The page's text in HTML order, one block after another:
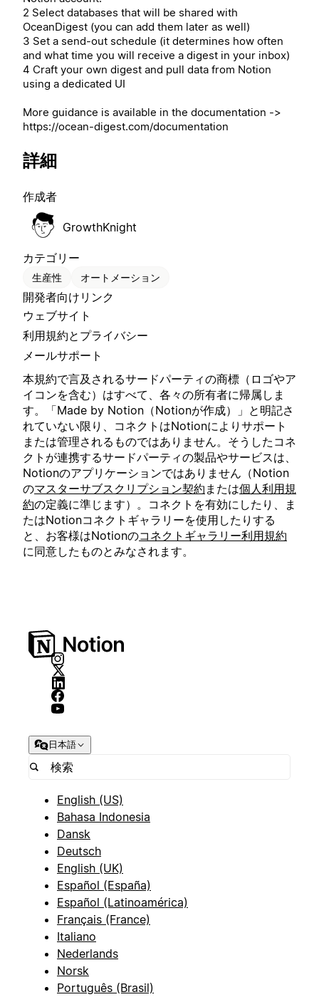
2 Select databases that will be shared with
OceanDigest (you can add them later as well)
3 Set a send-out schedule (it determines how often
and what time you will receive a digest in your inbox)
4 Craft your own digest and pull data from Notion
using a dedicated UI
More guidance is available in the documentation ->
https://ocean-digest.com/documentation
詳細
作成者
GrowthKnight
カテゴリー
生産性 オートメーション
開発者向けリンク
ウェブサイト
利用規約とプライバシー
メールサポート
本規約で言及されるサードパーティの商標（ロゴやア
イコンを含む）はすべて、各々の所有者に帰属しま
す。「Made by Notion（Notionが作成）」と明記さ
れていない限り、コネクトはNotionによりサポート
または管理されるものではありません。そうしたコネ
クトが連携するサードパーティの製品やサービスは、
Notionのアプリケーションではありません（Notion
のマスターサブスクリプション契約 または個人利用規
約の定義に準じます）。コネクトを有効にしたり、ま
たはNotionコネクトギャラリーを使用したりする
と、お客様はNotionのコネクトギャラリー利用規約
に同意したものとみなされます。
日本語
English (US)
Bahasa Indonesia
Dansk
Deutsch
English (UK)
Español (España)
Español (Latinoamérica)
Français (France)
Italiano
Nederlands
Norsk
Português (Brasil)